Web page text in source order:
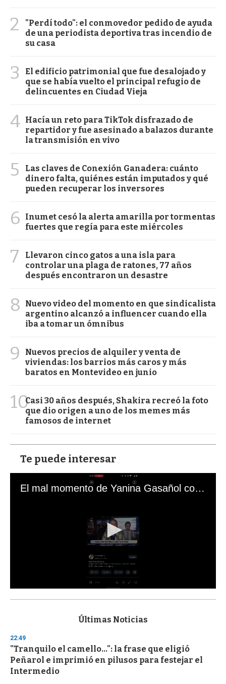
2
"Perdí todo": el conmovedor pedido de ayuda
de una periodista deportiva tras incendio de
su casa
3
El edificio patrimonial que fue desalojado y
que se había vuelto el principal refugio de
delincuentes en Ciudad Vieja
4 Hacía un reto para TikTok disfrazado de
repartidor y fue asesinado a balazos durante
la transmisión en vivo
5
Las claves de Conexión Ganadera: cuánto
dinero falta, quiénes están imputados y qué
pueden recuperar los inversores
6
Inumet cesó la alerta amarilla por tormentas
fuertes que regía para este miércoles
7
Llevaron cinco gatos a una isla para
controlar una plaga de ratones, 77 años
después encontraron un desastre
8
Nuevo video del momento en que sindicalista
argentino alcanzó a influencer cuando ella
iba a tomar un ómnibus
9
Nuevos precios de alquiler y venta de
viviendas: los barrios más caros y más
baratos en Montevideo en junio
10Casi 30 años después, Shakira recreó la foto
que dio origen a uno de los memes más
famosos de internet
Te puede interesar
El mal momento de Yanina Gasañol con un hincha argentino en "Subrayado"
s
d
s
o
f
3
Últimas Noticias
22:49
"Tranquilo el camello...": la frase que eligió
Peñarol e imprimió en pilusos para festejar el
Intermedio